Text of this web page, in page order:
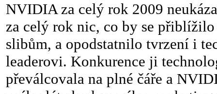
NVIDIA za celý rok 2009
za celý rok nic, co by se
slibům, a opodstatnilo tvrzení i
leaderovi. Konkurence ji
převálcovala na plné čáře a